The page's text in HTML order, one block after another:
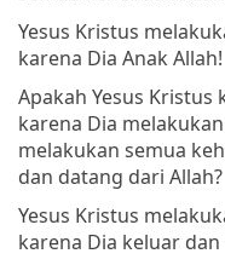
Yesus Kristus
karena Dia Anak Allah!
Apakah Yesus
karena Dia
melakukan semua
dan datang dari Allah?
Yesus Kristus
karena Dia keluar